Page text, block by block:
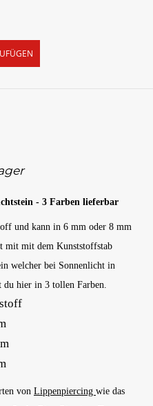
- 3 Farben lieferbar
und kann in 6 mm oder 8 mm
mit mit dem Kunststoffstab
welcher bei Sonnenlicht in
du hier in 3 tollen Farben.
von Lippenpiercing wie das